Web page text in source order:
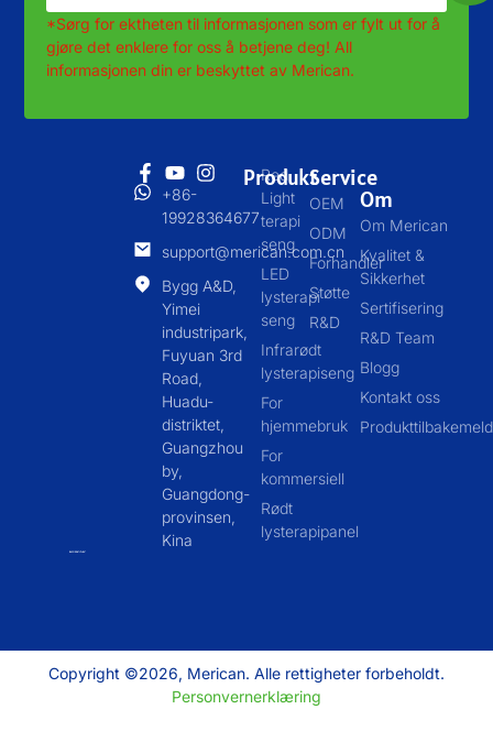
*Sørg for ektheten til informasjonen som er fylt ut for å
gjøre det enklere for oss å betjene deg! All
informasjonen din er beskyttet av Merican.
+86-
19928364677
support@merican.com.cn
Bygg A&D,
Yimei
industripark,
Fuyuan 3rd
Road,
Huadu-
distriktet,
Guangzhou
by,
Guangdong-
provinsen,
Kina
Produkt
Red
Light
terapi
seng
LED
lysterapi
seng
Infrarødt
lysterapiseng
For
hjemmebruk
For
kommersiell
Rødt
lysterapipanel
Service
OEM
ODM
Forhandler
Støtte
R&D
Om
Om Merican
Kvalitet &
Sikkerhet
Sertifisering
R&D Team
Blogg
Kontakt oss
Copyright ©2026, Merican. Alle rettigheter forbeholdt.
Personvernerklæring